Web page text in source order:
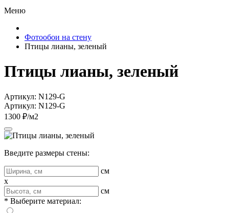
Меню
Фотообои на стену
Птицы лианы, зеленый
Птицы лианы, зеленый
Артикул: N129-G
Артикул: N129-G
1300 ₽/м2
Введите размеры стены:
см
x
см
* Выберите материал: